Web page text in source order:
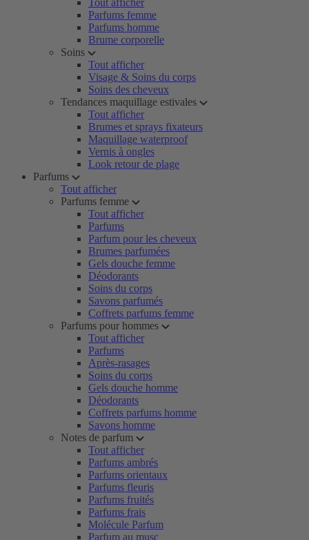
Tout afficher
Parfums femme
Parfums homme
Brume corporelle
Soins
Tout afficher
Visage & Soins du corps
Soins des cheveux
Tendances maquillage estivales
Tout afficher
Brumes et sprays fixateurs
Maquillage waterproof
Vernis à ongles
Look retour de plage
Parfums
Tout afficher
Parfums femme
Tout afficher
Parfums
Parfum pour les cheveux
Brumes parfumées
Gels douche femme
Déodorants
Soins du corps
Savons parfumés
Coffrets parfums femme
Parfums pour hommes
Tout afficher
Parfums
Après-rasages
Soins du corps
Gels douche homme
Déodorants
Coffrets parfums homme
Savons homme
Notes de parfum
Tout afficher
Parfums ambrés
Parfums orientaux
Parfums fleuris
Parfums fruités
Parfums frais
Molécule Parfum
Parfum au musc